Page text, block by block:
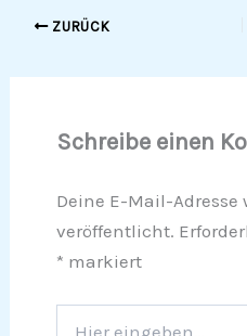
ZURÜCK
Schreibe einen
Deine E-Mail-
veröffentlicht.
* markiert